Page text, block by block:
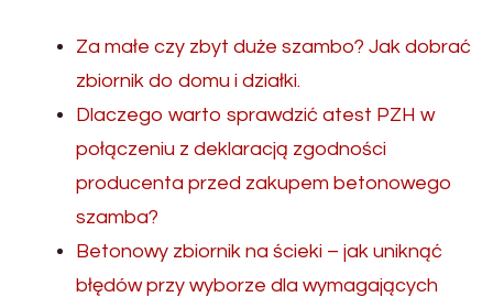
Za małe czy zbyt duże szambo? Jak dobrać
zbiornik do domu i działki.
Dlaczego warto sprawdzić atest PZH w
połączeniu z deklaracją zgodności
producenta przed zakupem betonowego
szamba?
Betonowy zbiornik na ścieki – jak uniknąć
błędów przy wyborze dla wymagających